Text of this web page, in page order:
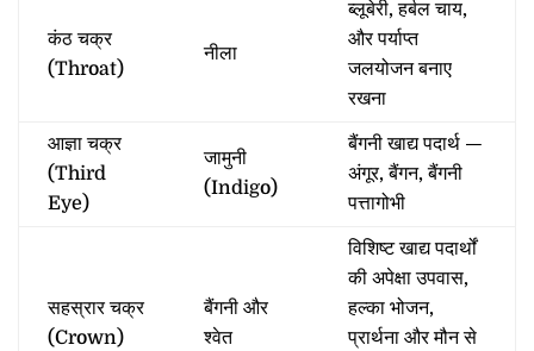
कंठ चक्र
(Throat)
नीला
ब्लूबेरी, हर्बल चाय,
और पर्याप्त
जलयोजन बनाए
रखना
आज्ञा चक्र
(Third
Eye)
जामुनी
(Indigo)
बैंगनी खाद्य पदार्थ —
अंगूर, बैंगन, बैंगनी
पत्तागोभी
सहस्रार चक्र
(Crown)
बैंगनी और
श्वेत
विशिष्ट खाद्य पदार्थों
की अपेक्षा उपवास,
हल्का भोजन,
प्रार्थना और मौन से